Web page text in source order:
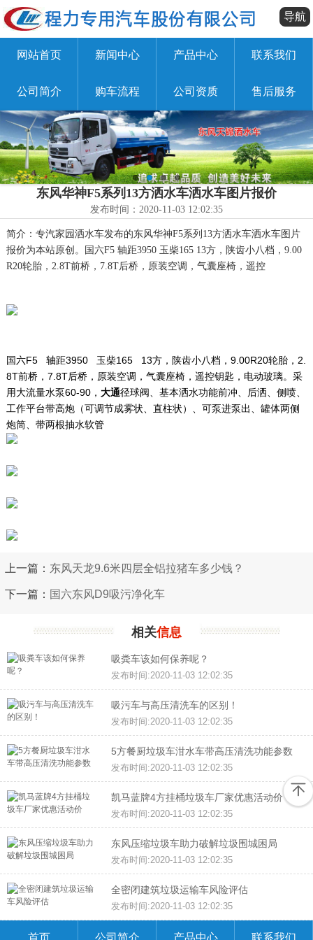
导航
网站首页 新闻中心 产品中心 联系我们
公司简介 购车流程 公司资质 售后服务
东风华神F5系列13方洒水车洒水车图片报价
发布时间：2020-11-03 12:02:35
简介：专汽家园洒水车发布的东风华神F5系列13方洒水车洒水车图片
报价为本站原创。国六F5 轴距3950 玉柴165 13方，陕齿小八档，9.00
R20轮胎，2.8T前桥，7.8T后桥，原装空调，气囊座椅，遥控
国六F5 轴距3950 玉柴165 13方，陕齿小八档，9.00R20轮胎，2.
8T前桥，7.8T后桥，原装空调，气囊座椅，遥控钥匙，电动玻璃。采
用大流量水泵60-90， 大通径球阀、基本洒水功能前冲、后洒、侧喷、
工作平台带高炮（可调节成雾状、直柱状）、可泵进泵出、罐体两侧
炮筒、带两根抽水软管
上一篇： 东风天龙9.6米四层全铝拉猪车多少钱？
下一篇： 国六东风D9吸污净化车
相关信息
吸粪车该如何保养呢？
发布时间:2020-11-03 12:02:35
吸污车与高压清洗车的区别！
发布时间:2020-11-03 12:02:35
5方餐厨垃圾车泔水车带高压清洗功能参数
发布时间:2020-11-03 12:02:35
凯马蓝牌4方挂桶垃圾车厂家优惠活动价
发布时间:2020-11-03 12:02:35
东风压缩垃圾车助力破解垃圾围城困局
发布时间:2020-11-03 12:02:35
全密闭建筑垃圾运输车风险评估
发布时间:2020-11-03 12:02:35
首页 公司简介 产品中心 联系我们